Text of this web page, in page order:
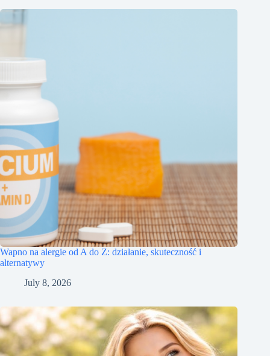
Wapno na alergie od A do Z: działanie, skuteczność i
alternatywy
July 8, 2026